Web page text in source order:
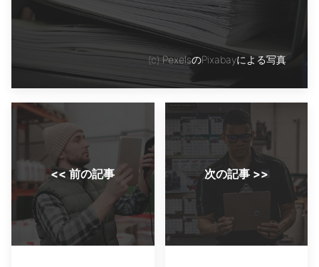
(c)PexelsのPixabayによる写真
<< 前の記事 次の記事 >>